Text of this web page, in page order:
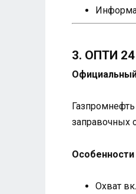
3. ОПТИ
заправочных
Особенности
Охват